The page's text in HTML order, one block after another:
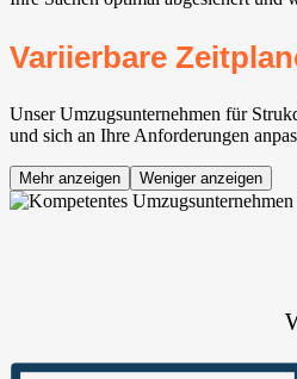
Variierbare
Unser Umzugsunternehmen für
und sich an Ihre Anforderungen
Mehr anzeigen Weniger anzeigen